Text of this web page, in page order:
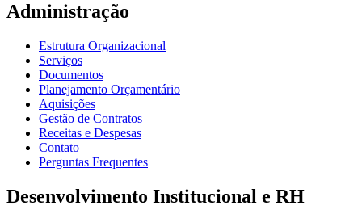
Administração
Estrutura Organizacional
Serviços
Documentos
Planejamento Orçamentário
Aquisições
Gestão de Contratos
Receitas e Despesas
Contato
Perguntas Frequentes
Desenvolvimento Institucional e RH